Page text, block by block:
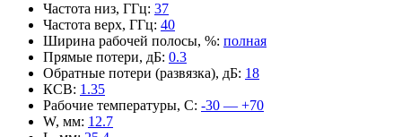
Частота низ, ГГц: 37
Частота верх, ГГц: 40
Ширина рабочей полосы, %: полная
Прямые потери, дБ: 0.3
Обратные потери (развязка), дБ: 18
КСВ: 1.35
Рабочие температуры, С: -30 — +70
W, мм: 12.7